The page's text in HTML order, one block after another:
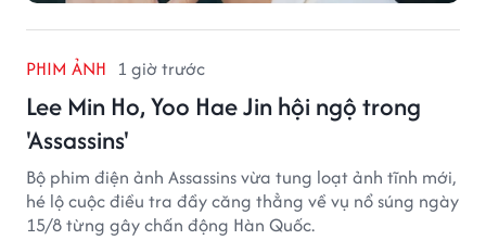
PHIM ẢNH 1 giờ trước
Lee Min Ho, Yoo Hae Jin hội ngộ trong
'Assassins'
Bộ phim điện ảnh Assassins vừa tung loạt ảnh tĩnh mới,
hé lộ cuộc điều tra đầy căng thẳng về vụ nổ súng ngày
15/8 từng gây chấn động Hàn Quốc.